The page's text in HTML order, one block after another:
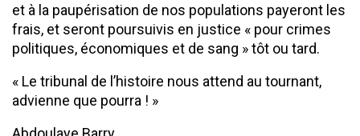
et à la paupérisation de nos populations payeront les
frais, et seront poursuivis en justice « pour crimes
politiques, économiques et de sang » tôt ou tard.
« Le tribunal de l’histoire nous attend au tournant,
advienne que pourra ! »